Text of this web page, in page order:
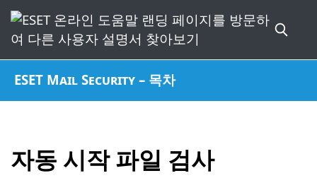
ESET Mail Security – 목차
자동 시작 파일 검사